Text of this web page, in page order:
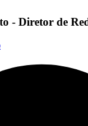
- Diretor de